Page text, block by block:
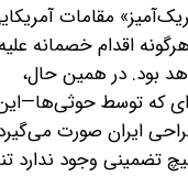
مقامات
اقدام خصمانه علیه
بود. در همین حال،
که توسط
ایران صورت
تضمینی وجود ندارد